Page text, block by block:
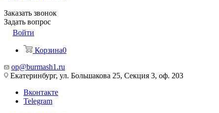
Заказать звонок
Задать вопрос
Войти
Корзина0
op@burmash1.ru
Екатеринбург, ул. Большакова 25, Секция 3, оф. 203
Вконтакте
Telegram